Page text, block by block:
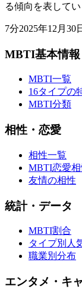
る傾向を表して
7分2025年12月30
MBTI基本情報
MBTI一覧
16タイプの
MBTI分類
相性・恋愛
相性一覧
MBTI恋愛相
友情の相性
統計・データ
MBTI割合
タイプ別人
職業別分布
エンタメ・キ